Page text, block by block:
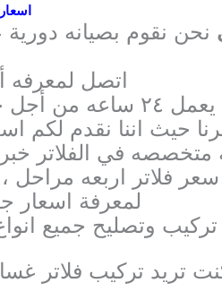
نحن نقوم بصيانه دورية
اتصل لمعرفه
الكويت اتصلوا بنا
حيث اننا نقدم لكم
في الفلاتر
سعر فلاتر اربعه
لمعرفة اسعار
وتصليح جميع
تريد تركيب فلاتر